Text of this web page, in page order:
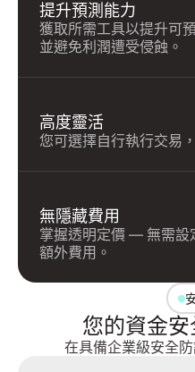
提升預測能力
獲取所需工具以提升可
並避免利潤遭受侵蝕。
高度靈活
您可選擇自行執行交易
無隱藏費用
掌握透明定價 — 無需設
額外費用。
您的資金
在具備企業級安全